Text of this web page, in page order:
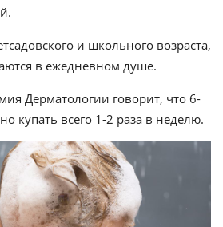
и школьного возраста,
в ежедневном душе.
Дерматологии говорит, что 6-
купать всего 1-2 раза в неделю.